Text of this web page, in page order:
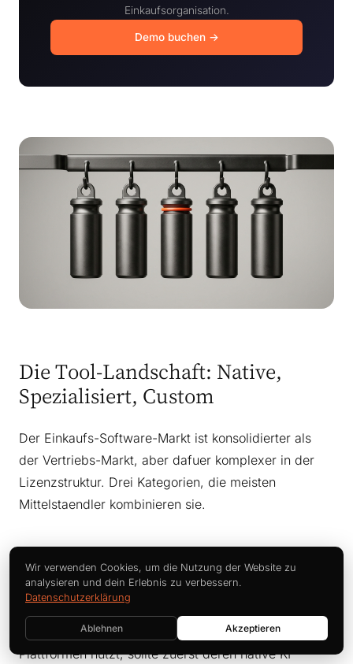
Einkaufsorganisation.
Demo buchen →
Die Tool-Landschaft: Native,
Spezialisiert, Custom
Der Einkaufs-Software-Markt ist konsolidierter als
der Vertriebs-Markt, aber dafuer komplexer in der
Lizenzstruktur. Drei Kategorien, die meisten
Mittelstaendler kombinieren sie.
Native E-Procurement-Plattformen
2024/2025 stark ausgebaut. Wer bereits eine dieser
Plattformen nutzt, sollte zuerst deren native KI-
Wir verwenden Cookies, um die Nutzung der Website zu
analysieren und dein Erlebnis zu verbessern.
Datenschutzerklärung
Ablehnen Akzeptieren